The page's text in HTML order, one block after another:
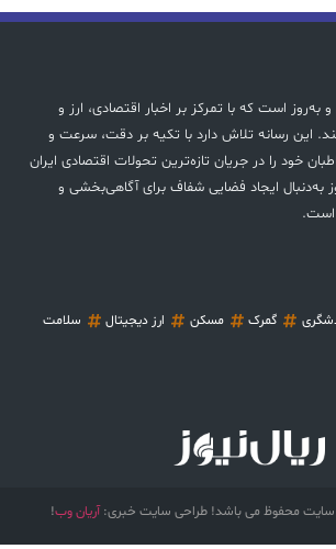
به‌روز است که با تمرکز بر اخبار اقتصادی، ارز و
این رسانه تلاش دارد با تکیه بر دقت، سرعت و
خود را در جریان تازه‌ترین تحولات اقتصادی ایران
به‌دنبال ایجاد فضایی شفاف برای آگاهی‌بخشی و
است.
گمرک مسکن ارز دیجیتال
سلامت
سایت محفوظ می باشد! طراحی سایت خبری:آریان وب!